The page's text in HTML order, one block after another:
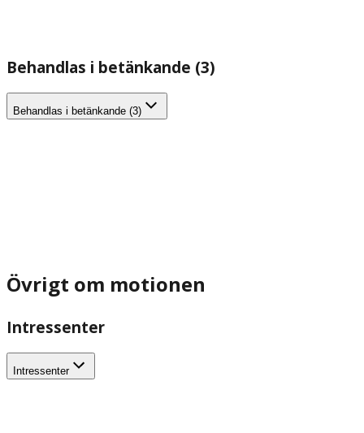
Behandlas i betänkande (3)
Behandlas i betänkande (3)
Övrigt om motionen
Intressenter
Intressenter